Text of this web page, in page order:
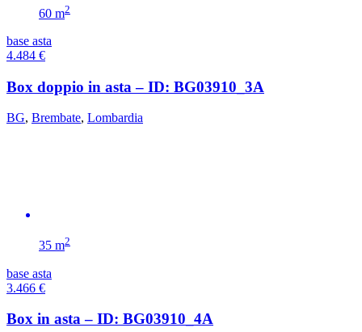
60 m2
base asta
4.484 €
Box doppio in asta – ID: BG03910_3A
BG, Brembate, Lombardia
35 m2
base asta
3.466 €
Box in asta – ID: BG03910_4A